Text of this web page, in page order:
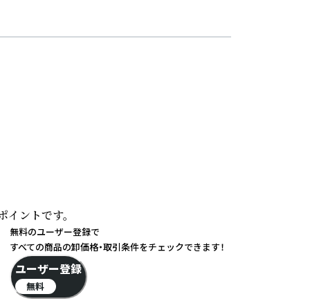
ントです。
無料のユーザー登録で
すべての商品の卸価格・取引条件をチェックできます！
ユーザー登録
無料